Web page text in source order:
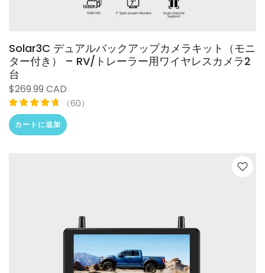
Solar3C デュアルバックアップカメラキット（モニ
ター付き） – RV/トレーラー用ワイヤレスカメラ2
台
$269.99 CAD
（60）
カートに追加